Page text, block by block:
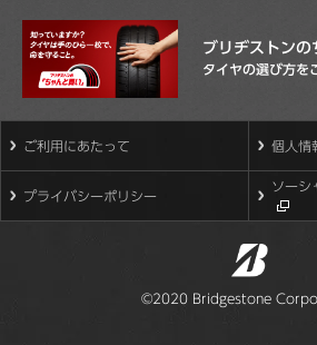
ブリヂストンの
タイヤの選び方を
ご利用にあたって 個人情
プライバシーポリシー
ソーシ
©2020 Bridgestone